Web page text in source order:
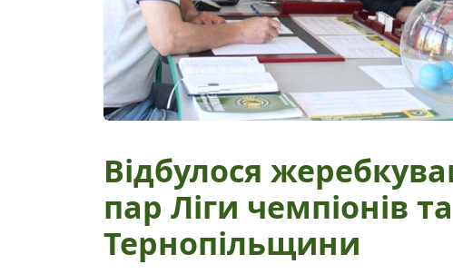
Відбулося
пар Ліги чемпіонів
Тернопільщини